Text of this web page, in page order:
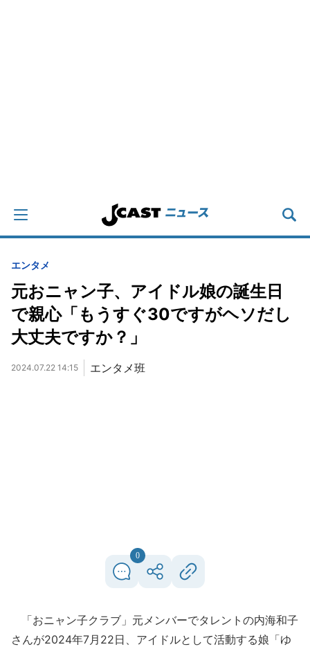
エンタメ
元おニャン子、アイドル娘の誕生日
で親心「もうすぐ30ですがヘソだし
大丈夫ですか？」
2024.07.22 14:15 エンタメ班
0
「おニャン子クラブ」元メンバーでタレントの内海和子
さんが2024年7月22日、アイドルとして活動する娘「ゆ